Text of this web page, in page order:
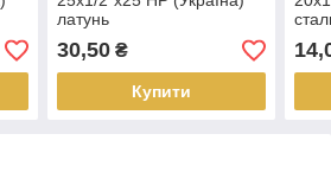
латунь
30,50₴
Купити